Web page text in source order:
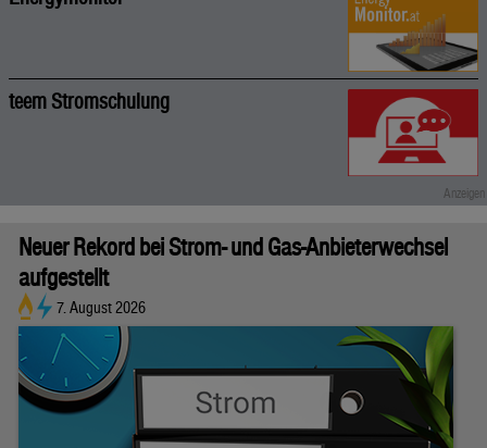
teem Stromschulung
Neuer Rekord bei Strom- und Gas-Anbieterwechsel
aufgestellt
7. August 2026